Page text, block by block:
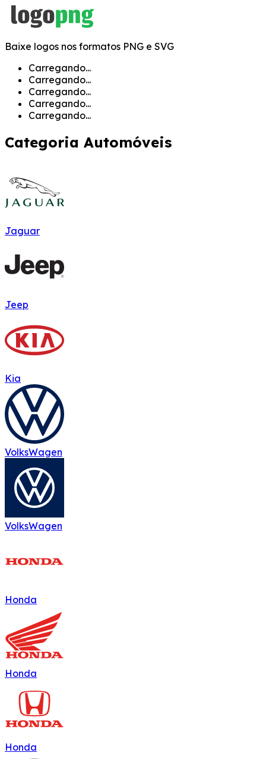
Baixe logos nos formatos PNG e SVG
Carregando...
Carregando...
Carregando...
Carregando...
Carregando...
Categoria Automóveis
Jaguar
Jeep
Kia
VolksWagen
VolksWagen
Honda
Honda
Honda